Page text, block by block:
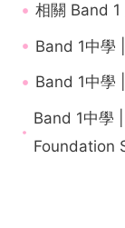
相關 Band 1
Band 1中學
Band 1中學
Band 1中學
Foundation